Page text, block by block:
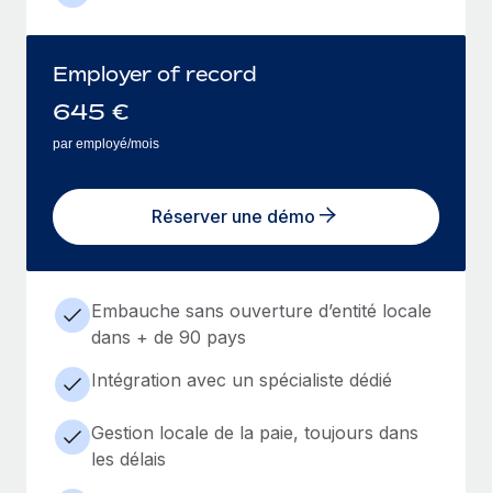
Employer of record
645 €
par employé/mois
Réserver une démo
Embauche sans ouverture d’entité locale
dans + de 90 pays
Intégration avec un spécialiste dédié
Gestion locale de la paie, toujours dans
les délais